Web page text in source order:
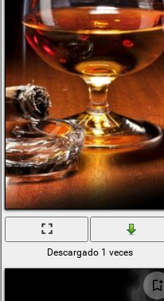
Descargado 1 veces